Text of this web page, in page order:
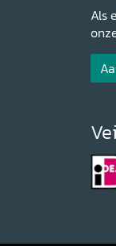
Als